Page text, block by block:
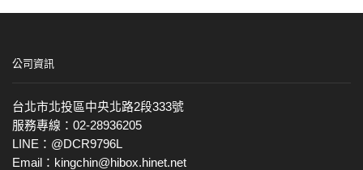
公司資訊
台北市北投區中央北路2段333號
服務專線：02-28936205
LINE：@DCR9796L
Email：kingchin@hibox.hinet.net